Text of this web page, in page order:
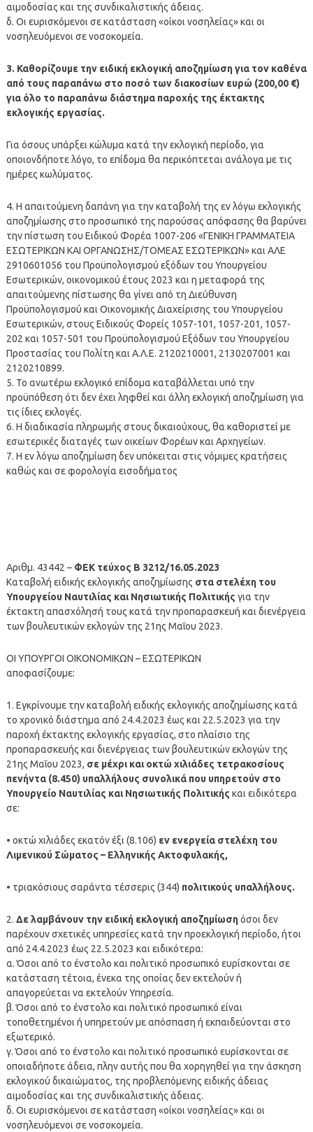
αιμοδοσίας και της συνδικαλιστικής άδειας.
δ. Οι ευρισκόμενοι σε κατάσταση «οίκοι νοσηλείας» και οι
νοσηλευόμενοι σε νοσοκομεία.
3. Καθορίζουμε την ειδική εκλογική αποζημίωση για τον καθένα
από τους παραπάνω στο ποσό των διακοσίων ευρώ (200,00 €)
για όλο το παραπάνω διάστημα παροχής της έκτακτης
εκλογικής εργασίας.
Για όσους υπάρξει κώλυμα κατά την εκλογική περίοδο, για
οποιονδήποτε λόγο, το επίδομα θα περικόπτεται ανάλογα με τις
ημέρες κωλύματος.
4. Η απαιτούμενη δαπάνη για την καταβολή της εν λόγω εκλογικής
αποζημίωσης στο προσωπικό της παρούσας απόφασης θα βαρύνει
την πίστωση του Ειδικού Φορέα 1007-206 «ΓΕΝΙΚΗ ΓΡΑΜΜΑΤΕΙΑ
ΕΣΩΤΕΡΙΚΩΝ ΚΑΙ ΟΡΓΑΝΩΣΗΣ/ΤΟΜΕΑΣ ΕΣΩΤΕΡΙΚΩΝ» και ΑΛΕ
2910601056 του Προϋπολογισμού εξόδων του Υπουργείου
Εσωτερικών, οικονομικού έτους 2023 και η μεταφορά της
απαιτούμενης πίστωσης θα γίνει από τη Διεύθυνση
Προϋπολογισμού και Οικονομικής Διαχείρισης του Υπουργείου
Εσωτερικών, στους Ειδικούς Φορείς 1057-101, 1057-201, 1057-
202 και 1057-501 του Προϋπολογισμού Εξόδων του Υπουργείου
Προστασίας του Πολίτη και Α.Λ.Ε. 2120210001, 2130207001 και
2120210899.
5. Το ανωτέρω εκλογικό επίδομα καταβάλλεται υπό την
προϋπόθεση ότι δεν έχει ληφθεί και άλλη εκλογική αποζημίωση για
τις ίδιες εκλογές.
6. Η διαδικασία πληρωμής στους δικαιούχους, θα καθοριστεί με
εσωτερικές διαταγές των οικείων Φορέων και Αρχηγείων.
7. Η εν λόγω αποζημίωση δεν υπόκειται στις νόμιμες κρατήσεις
καθώς και σε φορολογία εισοδήματος
Αριθμ. 43442 – ΦΕΚ τεύχος Β 3212/16.05.2023
Καταβολή ειδικής εκλογικής αποζημίωσης στα στελέχη του
Υπουργείου Ναυτιλίας και Νησιωτικής Πολιτικής για την
έκτακτη απασχόλησή τους κατά την προπαρασκευή και διενέργεια
των βουλευτικών εκλογών της 21ης Μαΐου 2023.
ΟΙ ΥΠΟΥΡΓΟΙ ΟΙΚΟΝΟΜΙΚΩΝ – ΕΣΩΤΕΡΙΚΩΝ
αποφασίζουμε:
1. Εγκρίνουμε την καταβολή ειδικής εκλογικής αποζημίωσης κατά
το χρονικό διάστημα από 24.4.2023 έως και 22.5.2023 για την
παροχή έκτακτης εκλογικής εργασίας, στο πλαίσιο της
προπαρασκευής και διενέργειας των βουλευτικών εκλογών της
21ης Μαΐου 2023, σε μέχρι και οκτώ χιλιάδες τετρακοσίους
πενήντα (8.450) υπαλλήλους συνολικά που υπηρετούν στο
Υπουργείο Ναυτιλίας και Νησιωτικής Πολιτικής και ειδικότερα
σε:
• οκτώ χιλιάδες εκατόν έξι (8.106) εν ενεργεία στελέχη του
Λιμενικού Σώματος – Ελληνικής Ακτοφυλακής,
• τριακόσιους σαράντα τέσσερις (344) πολιτικούς υπαλλήλους.
2. Δε λαμβάνουν την ειδική εκλογική αποζημίωσηόσοι δεν
παρέχουν σχετικές υπηρεσίες κατά την προεκλογική περίοδο, ήτοι
από 24.4.2023 έως 22.5.2023 και ειδικότερα:
α. Όσοι από το ένστολο και πολιτικό προσωπικό ευρίσκονται σε
κατάσταση τέτοια, ένεκα της οποίας δεν εκτελούν ή
απαγορεύεται να εκτελούν Υπηρεσία.
β. Όσοι από το ένστολο και πολιτικό προσωπικό είναι
τοποθετημένοι ή υπηρετούν με απόσπαση ή εκπαιδεύονται στο
εξωτερικό.
γ. Όσοι από το ένστολο και πολιτικό προσωπικό ευρίσκονται σε
οποιαδήποτε άδεια, πλην αυτής που θα χορηγηθεί για την άσκηση
εκλογικού δικαιώματος, της προβλεπόμενης ειδικής άδειας
αιμοδοσίας και της συνδικαλιστικής άδειας.
δ. Οι ευρισκόμενοι σε κατάσταση «οίκοι νοσηλείας» και οι
νοσηλευόμενοι σε νοσοκομεία.